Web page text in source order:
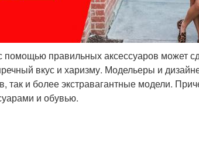
правильных аксессуаров может
вкус и харизму. Модельеры и
так и более экстравагантные модели.
и обувью.